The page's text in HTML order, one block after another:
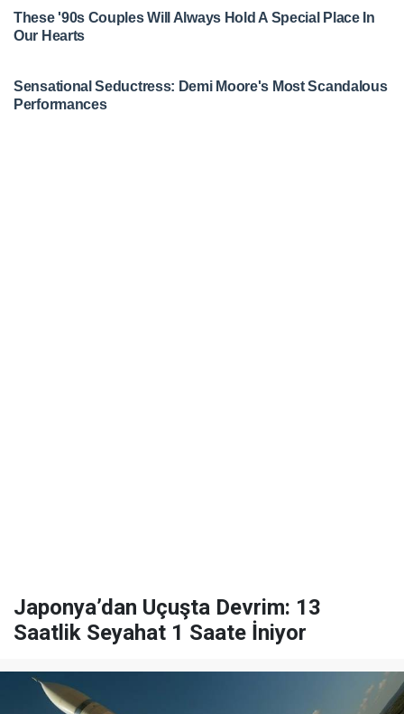
Japonya’dan Uçuşta Devrim: 13
Saatlik Seyahat 1 Saate İniyor